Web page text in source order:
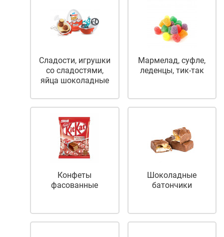
Сладости, игрушки
со сладостями,
яйца шоколадныe
Мармелад, суфле,
леденцы, тик-так
Конфеты
фасованные
Шоколадные
батончики